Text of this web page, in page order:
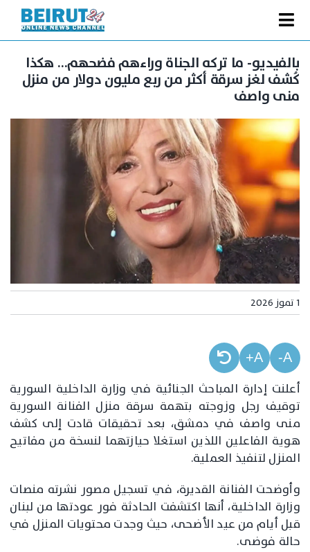
content
Toggle
Navigation
الصفحة الرئيسية
سياسة
فنّ
رياضة
متفرقات
Podcast
من نحن
البحث
عن:
بالفيديو- ما تركه الجناة وراءهم فضحهم… هكذا
كُشف لغز سرقة أكثر من ربع مليون دولار من منزل
منى واصف
1 تموز 2026
A-
A+
أعلنت إدارة المباحث الجنائية في وزارة الداخلية السورية
توقيف رجل وزوجته بتهمة سرقة منزل الفنانة السورية
منى واصف في دمشق، بعد تحقيقات قادت إلى كشف
هوية الفاعلين اللذين استغلا حيازتهما لنسخة من مفاتيح
المنزل لتنفيذ العملية.
وأوضحت الفنانة القديرة، في تسجيل مصور نشرته منصات
وزارة الداخلية، أنها اكتشفت الحادثة فور عودتها من لبنان
قبل أيام من عيد الأضحى، حيث وجدت محتويات المنزل في
حالة فوضى.